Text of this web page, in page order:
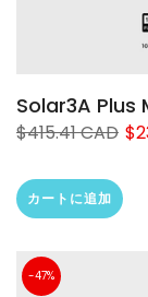
Solar3A Plus
$415.41 CAD
カートに追加
-47%